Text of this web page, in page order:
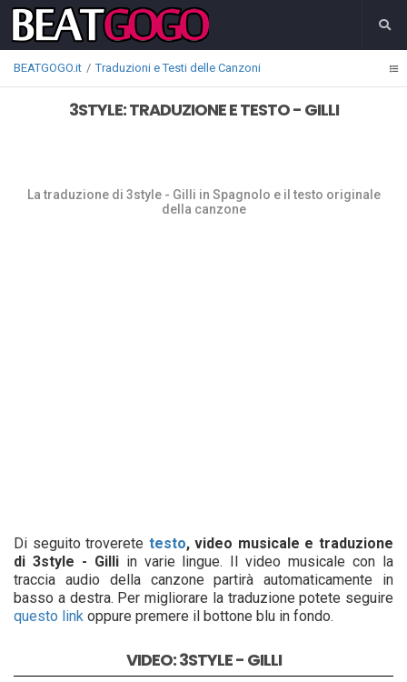
BEATGOGO.it Traduzioni e Testi delle Canzoni
3STYLE: TRADUZIONE E TESTO - GILLI
La traduzione di 3style - Gilli in Spagnolo e il testo originale
della canzone
Di seguito troverete testo, video musicale e traduzione
di 3style - Gilliin varie lingue. Il video musicale con la
traccia audio della canzone partirà automaticamente in
basso a destra. Per migliorare la traduzione potete seguire
questo link oppure premere il bottone blu in fondo.
VIDEO: 3STYLE - GILLI